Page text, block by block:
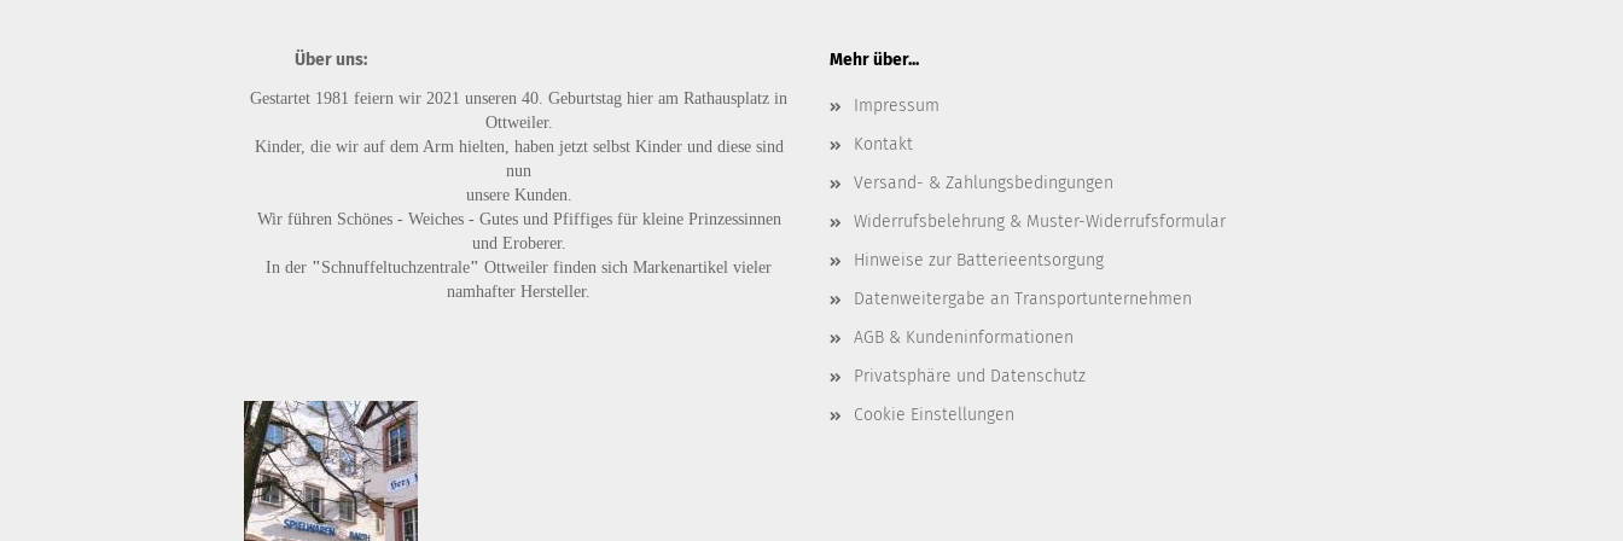
Über uns:
Gestartet 1981 feiern wir 2021 unseren 40. Geburtstag hier am Rathausplatz in
Ottweiler.
Kinder, die wir auf dem Arm hielten, haben jetzt selbst Kinder und diese sind
nun
unsere Kunden.
Wir führen Schönes - Weiches - Gutes und Pfiffigesfür kleine Prinzessinnen
und Eroberer.
In der " Schnuffeltuchzentrale" Ottweiler finden sich Markenartikel vieler
namhafter Hersteller.
Mehr über...
Impressum
Kontakt
Versand- & Zahlungsbedingungen
Widerrufsbelehrung & Muster-Widerrufsformular
Hinweise zur Batterieentsorgung
Datenweitergabe an Transportunternehmen
AGB & Kundeninformationen
Privatsphäre und Datenschutz
Cookie Einstellungen